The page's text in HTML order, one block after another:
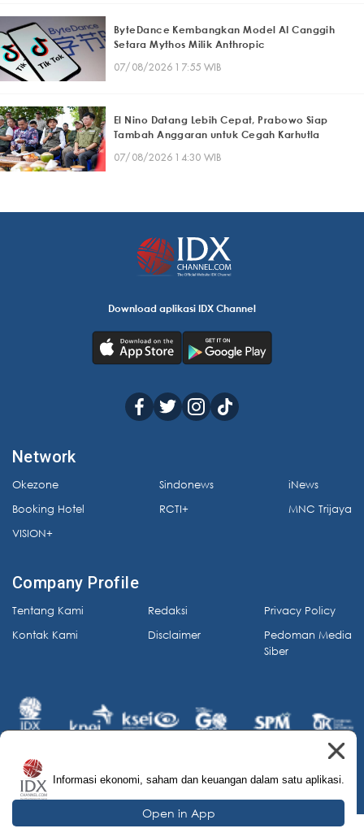
ByteDance Kembangkan Model AI Canggih
Setara Mythos Milik Anthropic
07/08/2026 17:55 WIB
El Nino Datang Lebih Cepat, Prabowo Siap
Tambah Anggaran untuk Cegah Karhutla
07/08/2026 14:30 WIB
Download aplikasi IDX Channel
Network
Okezone
Booking Hotel
VISION+
Sindonews
RCTI+
iNews
MNC Trijaya
Company Profile
Tentang Kami
Kontak Kami
Redaksi
Disclaimer
Privacy Policy
Pedoman Media
Siber
© 2026 IDX Channel. All Rights Reserved.
Informasi ekonomi, saham dan keuangan dalam satu aplikasi.
Open in App